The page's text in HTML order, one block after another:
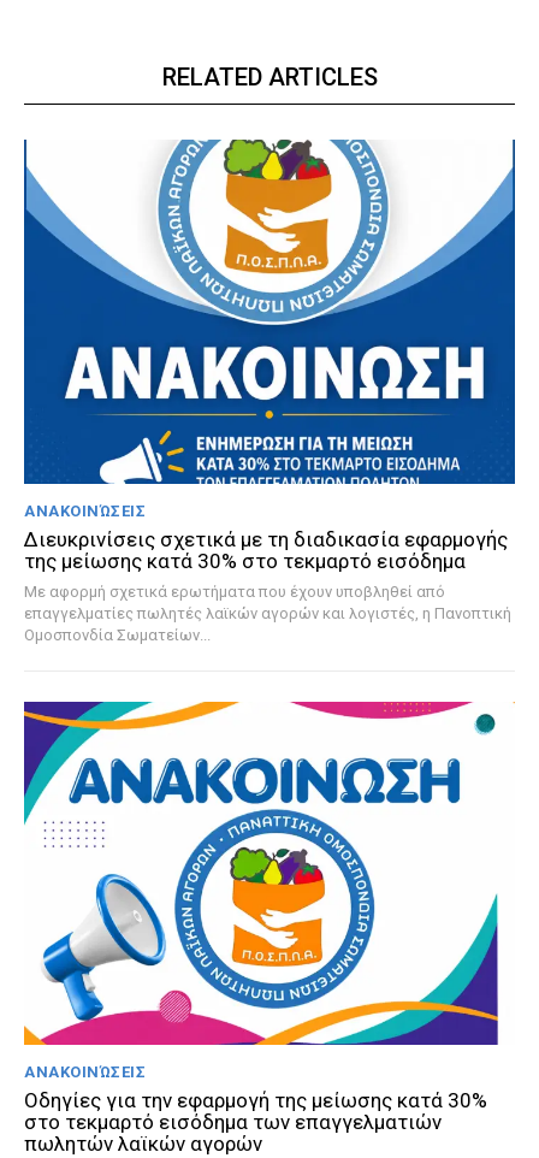
RELATED ARTICLES
ΑΝΑΚΟΙΝΏΣΕΙΣ
Διευκρινίσεις σχετικά με τη διαδικασία εφαρμογής
της μείωσης κατά 30% στο τεκμαρτό εισόδημα
Με αφορμή σχετικά ερωτήματα που έχουν υποβληθεί από
επαγγελματίες πωλητές λαϊκών αγορών και λογιστές, η Πανοπτική
Ομοσπονδία Σωματείων...
ΑΝΑΚΟΙΝΏΣΕΙΣ
Οδηγίες για την εφαρμογή της μείωσης κατά 30%
στο τεκμαρτό εισόδημα των επαγγελματιών
πωλητών λαϊκών αγορών